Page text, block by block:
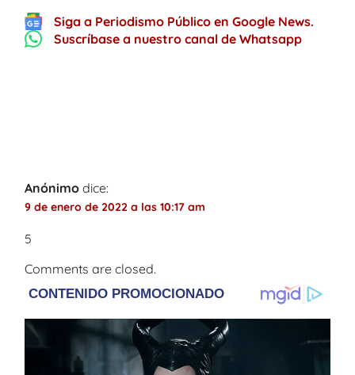
Siga a Periodismo Público en Google News.
Suscríbase a nuestro canal de Whatsapp
Anónimo dice:
9 de enero de 2022 a las 10:17 am
5
Comments are closed.